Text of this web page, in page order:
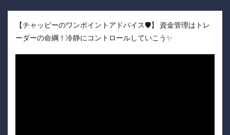
【チャッピーのワンポイントアドバイス🛡️】 資金管理はトレ
ーダーの命綱！冷静にコントロールしていこう✨